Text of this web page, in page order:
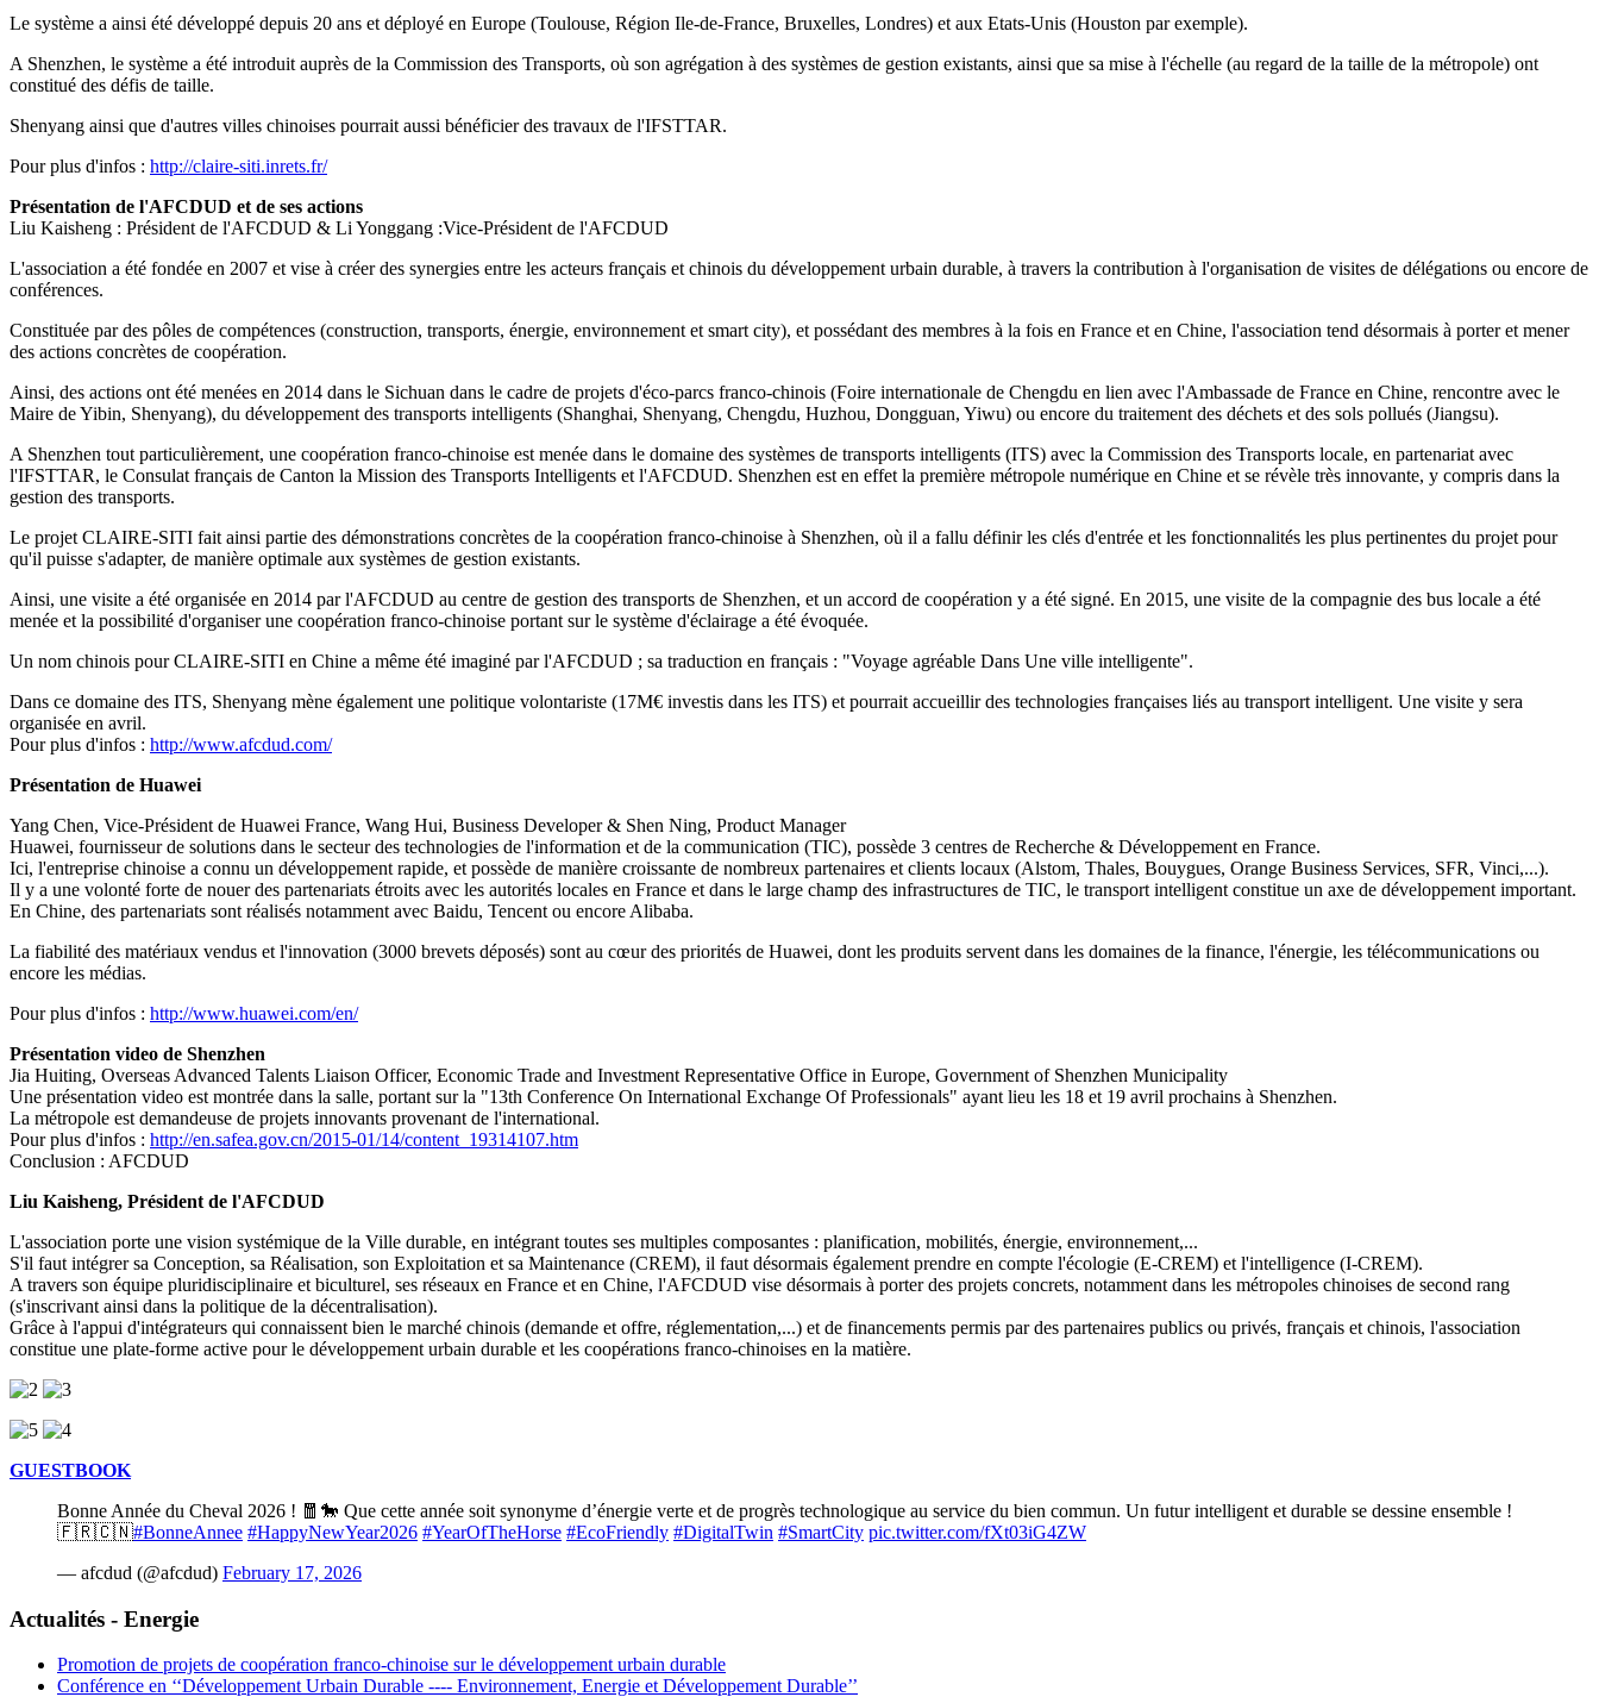
Le système a ainsi été développé depuis 20 ans et déployé en Europe (Toulouse, Région Ile-de-France, Bruxelles, Londres) et aux Etats-Unis (Houston par exemple).
A Shenzhen, le système a été introduit auprès de la Commission des Transports, où son agrégation à des systèmes de gestion existants, ainsi que sa mise à l'échelle (au regard de la taille de la métropole) ont
constitué des défis de taille.
Shenyang ainsi que d'autres villes chinoises pourrait aussi bénéficier des travaux de l'IFSTTAR.
Pour plus d'infos : http://claire-siti.inrets.fr/
Présentation de l'AFCDUD et de ses actions
Liu Kaisheng : Président de l'AFCDUD & Li Yonggang :Vice-Président de l'AFCDUD
L'association a été fondée en 2007 et vise à créer des synergies entre les acteurs français et chinois du développement urbain durable, à travers la contribution à l'organisation de visites de délégations ou encore de
conférences.
Constituée par des pôles de compétences (construction, transports, énergie, environnement et smart city), et possédant des membres à la fois en France et en Chine, l'association tend désormais à porter et mener
des actions concrètes de coopération.
Ainsi, des actions ont été menées en 2014 dans le Sichuan dans le cadre de projets d'éco-parcs franco-chinois (Foire internationale de Chengdu en lien avec l'Ambassade de France en Chine, rencontre avec le
Maire de Yibin, Shenyang), du développement des transports intelligents (Shanghai, Shenyang, Chengdu, Huzhou, Dongguan, Yiwu) ou encore du traitement des déchets et des sols pollués (Jiangsu).
A Shenzhen tout particulièrement, une coopération franco-chinoise est menée dans le domaine des systèmes de transports intelligents (ITS) avec la Commission des Transports locale, en partenariat avec
l'IFSTTAR, le Consulat français de Canton la Mission des Transports Intelligents et l'AFCDUD. Shenzhen est en effet la première métropole numérique en Chine et se révèle très innovante, y compris dans la
gestion des transports.
Le projet CLAIRE-SITI fait ainsi partie des démonstrations concrètes de la coopération franco-chinoise à Shenzhen, où il a fallu définir les clés d'entrée et les fonctionnalités les plus pertinentes du projet pour
qu'il puisse s'adapter, de manière optimale aux systèmes de gestion existants.
Ainsi, une visite a été organisée en 2014 par l'AFCDUD au centre de gestion des transports de Shenzhen, et un accord de coopération y a été signé. En 2015, une visite de la compagnie des bus locale a été
menée et la possibilité d'organiser une coopération franco-chinoise portant sur le système d'éclairage a été évoquée.
Un nom chinois pour CLAIRE-SITI en Chine a même été imaginé par l'AFCDUD ; sa traduction en français : "Voyage agréable Dans Une ville intelligente".
Dans ce domaine des ITS, Shenyang mène également une politique volontariste (17M€ investis dans les ITS) et pourrait accueillir des technologies françaises liés au transport intelligent. Une visite y sera
organisée en avril.
Pour plus d'infos : http://www.afcdud.com/
Présentation de Huawei
Yang Chen, Vice-Président de Huawei France, Wang Hui, Business Developer & Shen Ning, Product Manager
Huawei, fournisseur de solutions dans le secteur des technologies de l'information et de la communication (TIC), possède 3 centres de Recherche & Développement en France.
Ici, l'entreprise chinoise a connu un développement rapide, et possède de manière croissante de nombreux partenaires et clients locaux (Alstom, Thales, Bouygues, Orange Business Services, SFR, Vinci,...).
Il y a une volonté forte de nouer des partenariats étroits avec les autorités locales en France et dans le large champ des infrastructures de TIC, le transport intelligent constitue un axe de développement important.
En Chine, des partenariats sont réalisés notamment avec Baidu, Tencent ou encore Alibaba.
La fiabilité des matériaux vendus et l'innovation (3000 brevets déposés) sont au cœur des priorités de Huawei, dont les produits servent dans les domaines de la finance, l'énergie, les télécommunications ou
encore les médias.
Pour plus d'infos : http://www.huawei.com/en/
Présentation video de Shenzhen
Jia Huiting, Overseas Advanced Talents Liaison Officer, Economic Trade and Investment Representative Office in Europe, Government of Shenzhen Municipality
Une présentation video est montrée dans la salle, portant sur la "13th Conference On International Exchange Of Professionals" ayant lieu les 18 et 19 avril prochains à Shenzhen.
La métropole est demandeuse de projets innovants provenant de l'international.
Pour plus d'infos : http://en.safea.gov.cn/2015-01/14/content_19314107.htm
Conclusion : AFCDUD
Liu Kaisheng, Président de l'AFCDUD
L'association porte une vision systémique de la Ville durable, en intégrant toutes ses multiples composantes : planification, mobilités, énergie, environnement,...
S'il faut intégrer sa Conception, sa Réalisation, son Exploitation et sa Maintenance (CREM), il faut désormais également prendre en compte l'écologie (E-CREM) et l'intelligence (I-CREM).
A travers son équipe pluridisciplinaire et biculturel, ses réseaux en France et en Chine, l'AFCDUD vise désormais à porter des projets concrets, notamment dans les métropoles chinoises de second rang
(s'inscrivant ainsi dans la politique de la décentralisation).
Grâce à l'appui d'intégrateurs qui connaissent bien le marché chinois (demande et offre, réglementation,...) et de financements permis par des partenaires publics ou privés, français et chinois, l'association
constitue une plate-forme active pour le développement urbain durable et les coopérations franco-chinoises en la matière.
GUESTBOOK
Bonne Année du Cheval 2026 ! 🧧🐎 Que cette année soit synonyme d’énergie verte et de progrès technologique au service du bien commun. Un futur intelligent et durable se dessine ensemble !
🇫🇷🇨🇳#BonneAnnee #HappyNewYear2026 #YearOfTheHorse #EcoFriendly #DigitalTwin #SmartCity pic.twitter.com/fXt03iG4ZW
— afcdud (@afcdud) February 17, 2026
Actualités - Energie
Promotion de projets de coopération franco-chinoise sur le développement urbain durable
Conférence en ‘‘Développement Urbain Durable ---- Environnement, Energie et Développement Durable’’